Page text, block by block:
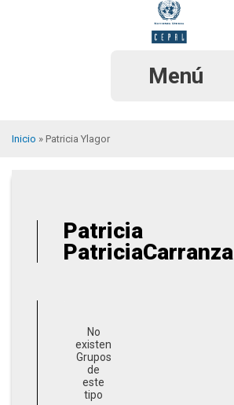
Menú
ayuda
Inicio Patricia Ylagor
Patricia
PatriciaCarranza
No
existen
Grupos
de
este
tipo